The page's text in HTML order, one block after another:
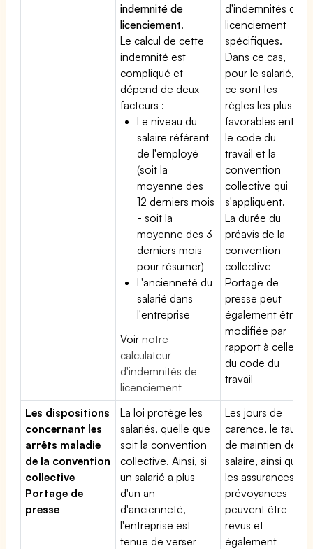
indemnité de
licenciement.
Le calcul de cette
indemnité est
compliqué et
dépend de deux
facteurs :
Le niveau du
salaire référent
de l'employé
(soit la
moyenne des
12 derniers mois
- soit la
moyenne des 3
derniers mois
pour résumer)
L'ancienneté du
salarié dans
l'entreprise
Voirnotre
calculateur
d'indemnités de
licenciement
d'indemnités de
licenciement
spécifiques.
Dans ce cas,
pour le salarié,
ce sont les
règles les plus
favorables entre
le code du
travail et la
convention
collective qui
s'appliquent.
La durée du
préavis de la
convention
collective
Portage de
presse peut
également être
modifiée par
rapport à celle
du code du
travail
Les dispositions
concernant les
arrêts maladie
de la convention
collective
Portage de
presse
La loi protège les
salariés, quelle que
soit la convention
collective. Ainsi, si
un salarié a plus
d'un an
d'ancienneté,
l'entreprise est
tenue de verser
Les jours de
carence, le taux
de maintien de
salaire, ainsi que
les assurances
prévoyances
peuvent être
revus et
également